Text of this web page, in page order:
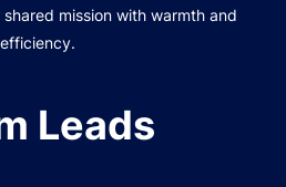
mission with warmth and
efficiency.
Leads